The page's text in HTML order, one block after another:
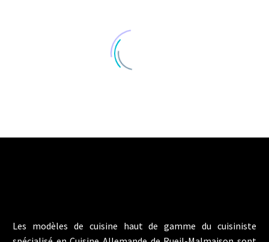
Les modèles de cuisine haut de gamme du cuisiniste